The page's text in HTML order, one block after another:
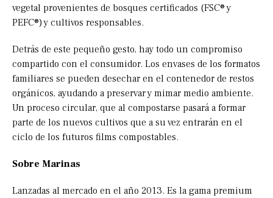
vegetal provenientes de bosques certificados (FSC® y
PEFC®) y cultivos responsables.
Detrás de este pequeño gesto, hay todo un compromiso
compartido con el consumidor. Los envases de los formatos
familiares se pueden desechar en el contenedor de restos
orgánicos, ayudando a preservar y mimar medio ambiente.
Un proceso circular, que al compostarse pasará a formar
parte de los nuevos cultivos que a su vez entrarán en el
ciclo de los futuros films compostables.
Sobre Marinas
Lanzadas al mercado en el año 2013. Es la gama premium